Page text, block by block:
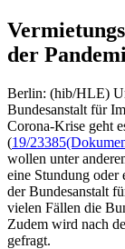
der
Berlin: (hib/HLE)
Bundesanstalt für
Corona-Krise geht
(19/23385
wollen unter
eine Stundung oder
der Bundesanstalt
vielen Fällen die
Zudem wird nach
gefragt.